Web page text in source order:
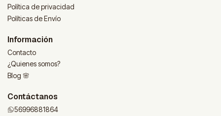
Política de privacidad
Políticas de Envío
Información
Contacto
¿Quienes somos?
Blog 🌸
Contáctanos
56996881864